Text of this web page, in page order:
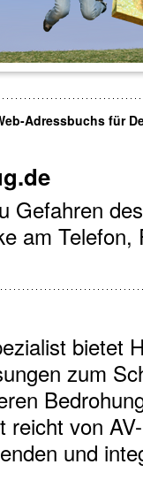
Adressbuchs für
Gefahren
am
bietet
zum
reicht von
und